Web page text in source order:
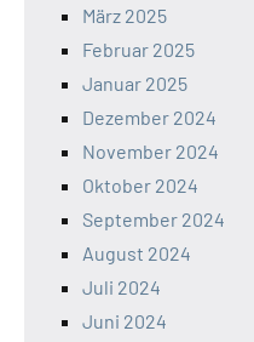
März 2025
Februar 2025
Januar 2025
Dezember 2024
November 2024
Oktober 2024
September 2024
August 2024
Juli 2024
Juni 2024